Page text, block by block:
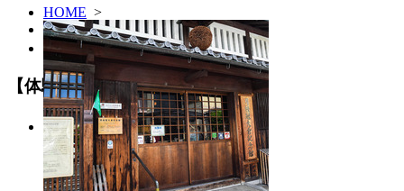
HOME >
観光スポット 一覧>
【体験】の観光スポット 一覧
【体験】の観光スポット 一覧
月桂冠大倉記念館
体験
魅力的な酒造りの歴史を紹介！